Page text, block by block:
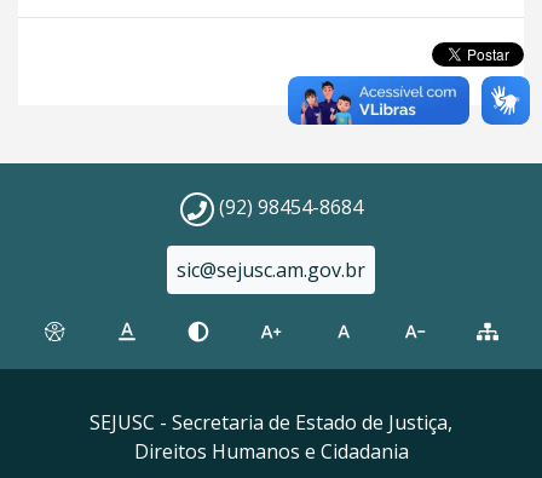
(92) 98454-8684
sic@sejusc.am.gov.br
SEJUSC - Secretaria de Estado de Justiça,
Direitos Humanos e Cidadania